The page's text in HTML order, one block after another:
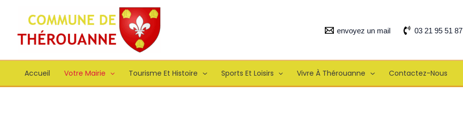
envoyez un mail 03 21 95 51 87
Accueil Votre Mairie Tourisme Et Histoire Sports Et Loisirs Vivre À Thérouanne Contactez-Nous